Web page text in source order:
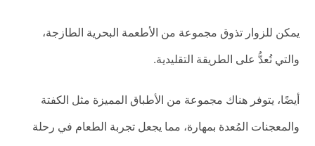
يمكن للزوار تذوق مجموعة من الأطعمة البحرية الطازجة،
والتي تُعدُّ على الطريقة التقليدية.
أيضًا، يتوفر هناك مجموعة من الأطباق المميزة مثل الكفتة
والمعجنات المُعدة بمهارة، مما يجعل تجربة الطعام في رحلة